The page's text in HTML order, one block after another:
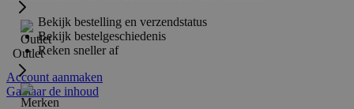
Outlet
Bekijk bestelling en verzendstatus
Bekijk bestelgeschiedenis
Reken sneller af
Account aanmaken
Ga naar de inhoud